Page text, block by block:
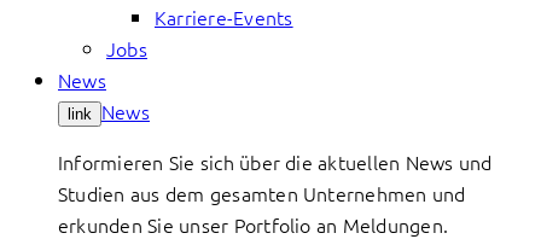
Karriere-Events
Jobs
News
link News
Informieren Sie sich über die aktuellen News und
Studien aus dem gesamten Unternehmen und
erkunden Sie unser Portfolio an Meldungen.